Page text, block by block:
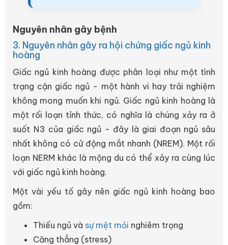
Nguyên nhân gây bệnh
3. Nguyên nhân gây ra hội chứng giấc ngủ kinh
hoàng
Giấc ngủ kinh hoàng được phân loại như một tình
trạng cận giấc ngủ - một hành vi hay trải nghiệm
không mong muốn khi ngủ. Giấc ngủ kinh hoàng là
một rối loạn tỉnh thức, có nghĩa là chúng xảy ra ở
suốt N3 của giấc ngủ - đây là giai đoạn ngủ sâu
nhất không có cử động mắt nhanh (NREM). Một rối
loạn NERM khác là mộng du có thể xảy ra cùng lúc
với giấc ngủ kinh hoàng.
Một vài yếu tố gây nên giấc ngủ kinh hoàng bao
gồm:
Thiếu ngủ và sự mệt mỏi nghiêm trọng
Căng thẳng (stress)